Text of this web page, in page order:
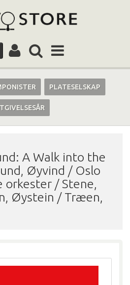
PLATESELSKAP
A Walk into the
Øyvind / Oslo
orkester / Stene,
Øystein / Træen,